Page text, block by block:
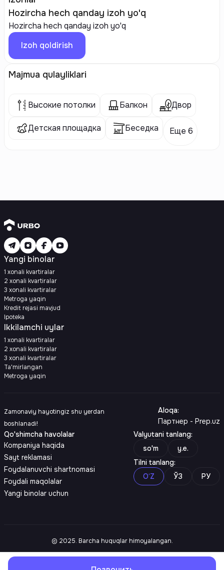
Hozircha hech qanday izoh yo'q
Hozircha hech qanday izoh yo'q
Izoh qoldirish
Majmua qulayliklari
Высокие потолки Балкон Двор
Детская площадка Беседка Еще 6
Yangi binolar
1 xonali kvartiralar
2 xonali kvartiralar
3 xonali kvartiralar
Metroga yaqin
Kredit rejasi mavjud
Ipoteka
Ikkilamchi uylar
1 xonali kvartiralar
2 xonali kvartiralar
3 xonali kvartiralar
Ta'mirlangan
Metroga yaqin
Zamonaviy hayotingiz shu yerdan
boshlanadi!
Aloqa:
Партнер - Prep.uz
Qo'shimcha havolalar
Kompaniya haqida
Sayt reklamasi
Foydalanuvchi shartnomasi
Foydali maqolalar
Yangi binolar uchun
Valyutani tanlang:
so'm
y.e.
Tilni tanlang:
O‘Z
ЎЗ РУ
© 2025. Barcha huquqlar himoyalangan.